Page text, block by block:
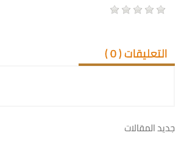
التعليقات (0
)
جديد المقالات